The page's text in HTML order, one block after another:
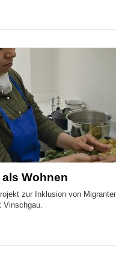
als Wohnen
zur Inklusion von
Vinschgau.